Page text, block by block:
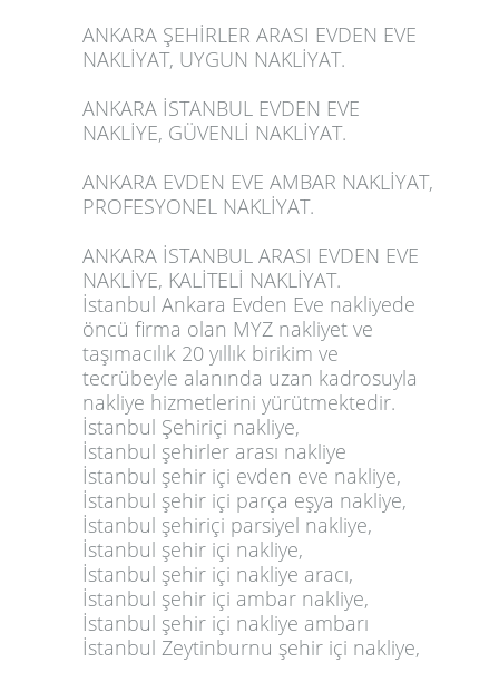
ANKARA ŞEHİRLER ARASI EVDEN EVE
NAKLİYAT, UYGUN NAKLİYAT.
ANKARA İSTANBUL EVDEN EVE
NAKLİYE, GÜVENLİ NAKLİYAT.
ANKARA EVDEN EVE AMBAR NAKLİYAT,
PROFESYONEL NAKLİYAT.
ANKARA İSTANBUL ARASI EVDEN EVE
NAKLİYE, KALİTELİ NAKLİYAT.
İstanbul Ankara Evden Eve nakliyede
öncü firma olan MYZ nakliyet ve
taşımacılık 20 yıllık birikim ve
tecrübeyle alanında uzan kadrosuyla
nakliye hizmetlerini yürütmektedir.
İstanbul Şehiriçi nakliye,
İstanbul şehirler arası nakliye
İstanbul şehir içi evden eve nakliye,
İstanbul şehir içi parça eşya nakliye,
İstanbul şehiriçi parsiyel nakliye,
İstanbul şehir içi nakliye,
İstanbul şehir içi nakliye aracı,
İstanbul şehir içi ambar nakliye,
İstanbul şehir içi nakliye ambarı
İstanbul Zeytinburnu şehir içi nakliye,